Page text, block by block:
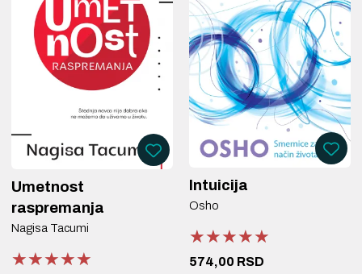
Umetnost
raspremanja
Nagisa Tacumi
★★★★★
★★★★★
★★★★★
Intuicija
Osho
★★★★★
★★★★★
★★★★★
574,00 RSD